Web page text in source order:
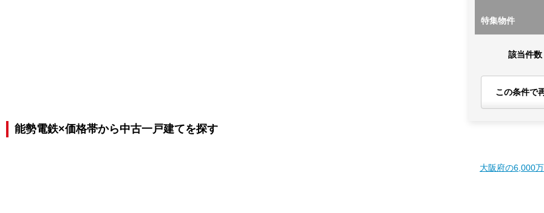
特集物件
該当件数
この条件で
能勢電鉄×価格帯から中古一戸建てを探す
大阪府の6,000